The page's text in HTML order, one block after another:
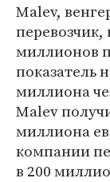
Malev,
перевозчик,
миллионов
показатель
миллиона
Malev
миллиона
компании
в 200